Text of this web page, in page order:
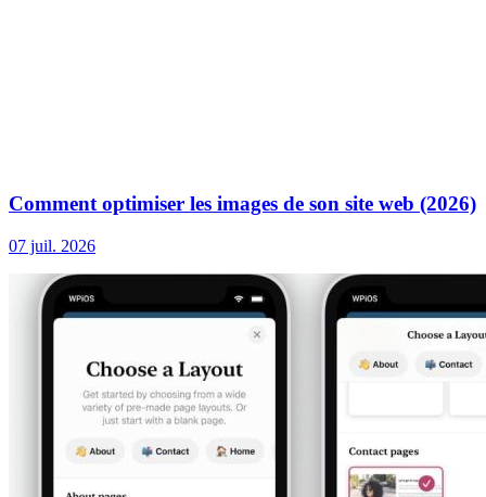
Comment optimiser les images de son site web (2026)
07 juil. 2026